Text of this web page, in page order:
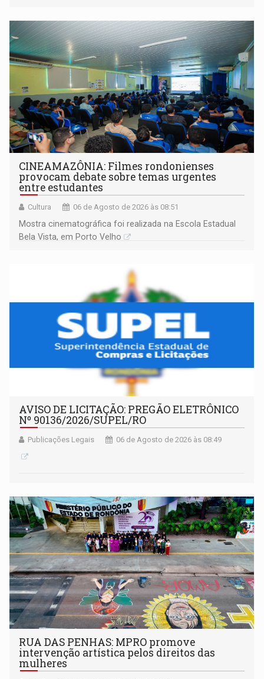
CINEAMAZÔNIA: Filmes rondonienses
provocam debate sobre temas urgentes
entre estudantes
Cultura 06 de Agosto de 2026 às 08:51
Mostra cinematográfica foi realizada na Escola Estadual
Bela Vista, em Porto Velho
AVISO DE LICITAÇÃO: PREGÃO ELETRÔNICO
Nº 90136/2026/SUPEL/RO
Publicações Legais 06 de Agosto de 2026 às 08:49
RUA DAS PENHAS: MPRO promove
intervenção artística pelos direitos das
mulheres